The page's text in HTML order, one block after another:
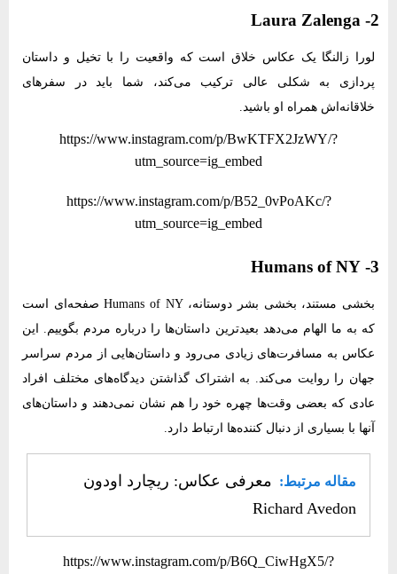
2- Laura Zalenga
لورا زالنگا یک عکاس خلاق است که واقعیت را با تخیل و داستان
پردازی به شکلی عالی ترکیب می‌کند، شما باید در سفرهای
خلاقانه‌اش همراه او باشید.
https://www.instagram.com/p/BwKTFX2JzWY/?
utm_source=ig_embed
https://www.instagram.com/p/B52_0vPoAKc/?
utm_source=ig_embed
3- Humans of NY
بخشی مستند، بخشی بشر دوستانه، Humans of NY صفحه‌ای است
که به ما الهام می‌دهد بعیدترین داستان‌ها را درباره مردم بگوییم. این
عکاس به مسافرت‌های زیادی می‌رود و داستان‌هایی از مردم سراسر
جهان را روایت می‌کند. به اشتراک گذاشتن دیدگاه‌های مختلف افراد
عادی که بعضی وقت‌ها چهره خود را هم نشان نمی‌دهند و داستان‌های
آنها با بسیاری از دنبال کننده‌ها ارتباط دارد.
مقاله مرتبط: معرفی عکاس: ریچارد اودون
Richard Avedon
https://www.instagram.com/p/B6Q_CiwHgX5/?